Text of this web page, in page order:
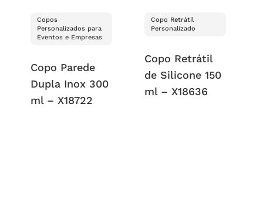
Copos
Personalizados para
Eventos e Empresas
Copo Parede
Dupla Inox 300
ml – X18722
Copo Retrátil
Personalizado
Copo Retrátil
de Silicone 150
ml – X18636